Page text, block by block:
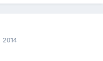
2014